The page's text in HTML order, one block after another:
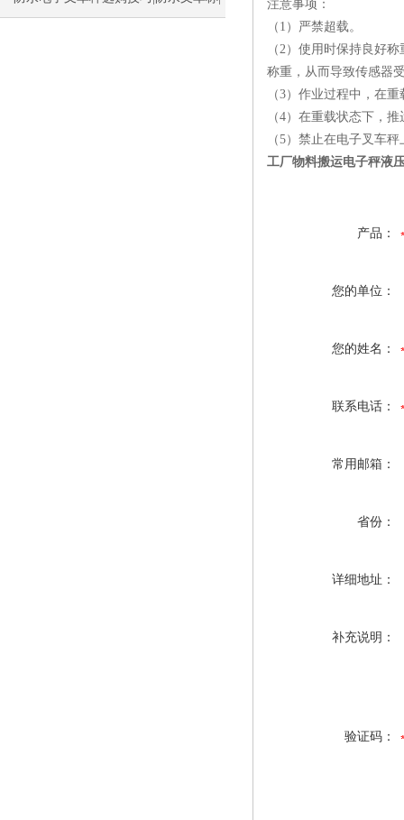
注意事项：
（1）严禁超载。
（2）使用时保持良好
称重，从而导致传感器
（3）作业过程中，在
（4）在重载状态下，
（5）禁止在电子叉车
工厂物料搬运电子秤液
产品：
您的单位：
您的姓名：
联系电话：
常用邮箱：
省份：
详细地址：
补充说明：
验证码：